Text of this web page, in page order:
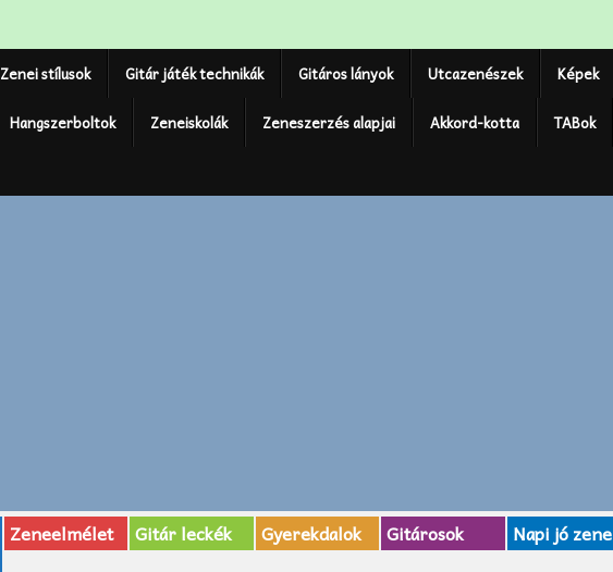
Zenei stílusok Gitár játék technikák Gitáros lányok Utcazenészek Képek
Hangszerboltok Zeneiskolák Zeneszerzés alapjai Akkord-kotta TABok
Zeneelmélet Gitár leckék Gyerekdalok Gitárosok Napi jó zene